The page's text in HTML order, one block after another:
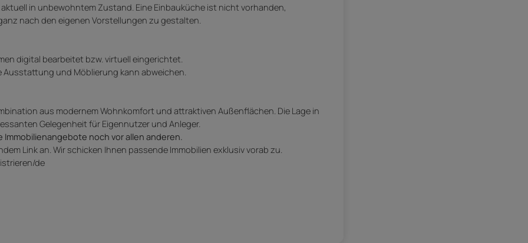
in unbewohntem Zustand. Eine Einbauküche ist nicht vorhanden,
nach den eigenen Vorstellungen zu gestalten.
digital bearbeitet bzw. virtuell eingerichtet.
und Möblierung kann abweichen.
aus modernem Wohnkomfort und attraktiven Außenflächen. Die Lage in
Gelegenheit für Eigennutzer und Anleger.
noch vor allen anderen.
Link an. Wir schicken Ihnen passende Immobilien exklusiv vorab zu.
de